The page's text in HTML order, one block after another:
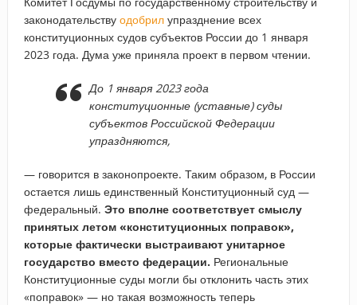
законодательству одобрилупразднение всех
конституционных судов субъектов России до 1 января
2023 года. Дума уже приняла проект в первом чтении.
До 1 января 2023 года
конституционные (уставные) суды
субъектов Российской Федерации
упраздняются,
— говорится в законопроекте. Таким образом, в России
остается лишь единственный Конституционный суд —
федеральный. Это вполне соответствует смыслу
принятых летом «конституционных поправок»,
которые фактически выстраивают унитарное
государство вместо федерации. Региональные
Конституционные суды могли бы отклонить часть этих
«поправок» — но такая возможность теперь